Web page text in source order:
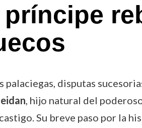
disputas
, hijo natural del
Su breve paso por la